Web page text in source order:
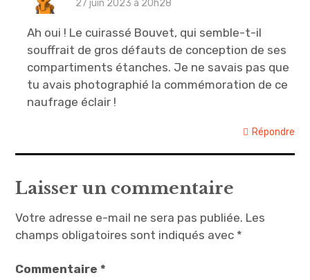
27 juin 2023 à 20h28
Ah oui ! Le cuirassé Bouvet, qui semble-t-il
souffrait de gros défauts de conception de ses
compartiments étanches. Je ne savais pas que
tu avais photographié la commémoration de ce
naufrage éclair !
Répondre
Laisser un commentaire
Votre adresse e-mail ne sera pas publiée. Les
champs obligatoires sont indiqués avec *
Commentaire*